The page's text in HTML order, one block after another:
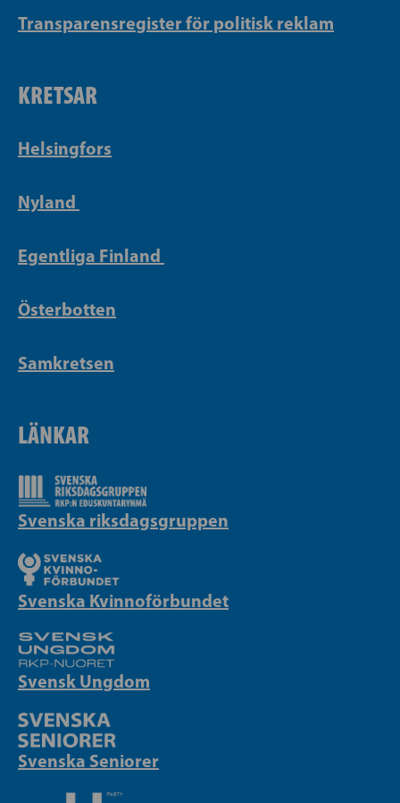
Transparensregister för politisk reklam
KRETSAR
Helsingfors
Nyland
Egentliga Finland
Österbotten
Samkretsen
LÄNKAR
Svenska riksdagsgruppen
Svenska Kvinnoförbundet
Svensk Ungdom
Svenska Seniorer